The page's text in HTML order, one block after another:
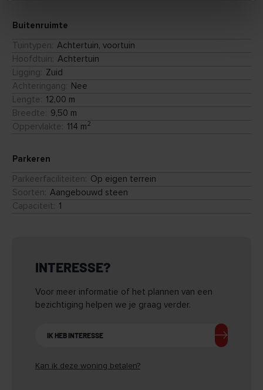
Buitenruimte
Tuintypen
Achtertuin, voortuin
Hoofdtuin
Achtertuin
Ligging
Zuid
Achteringang
Nee
Lengte
12,00 m
Breedte
9,50 m
Oppervlakte
114 m2
Parkeren
Parkeerfaciliteiten
Op eigen terrein
Soorten
Aangebouwd steen
Capaciteit
1
INTERESSE?
Voor meer informatie of het plannen van een
bezichtiging helpen we je graag verder.
IK HEB INTERESSE
Kan ik deze woning betalen?